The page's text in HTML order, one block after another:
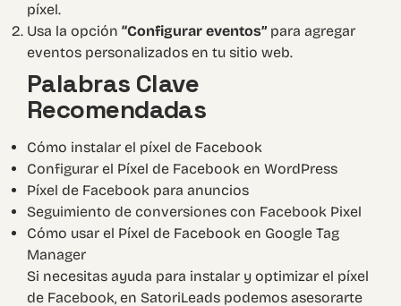
píxel.
Usa la opción “Configurar eventos” para agregar
eventos personalizados en tu sitio web.
Palabras Clave
Recomendadas
Cómo instalar el píxel de Facebook
Configurar el Píxel de Facebook en WordPress
Píxel de Facebook para anuncios
Seguimiento de conversiones con Facebook Pixel
Cómo usar el Píxel de Facebook en Google Tag
Manager
Si necesitas ayuda para instalar y optimizar el píxel
de Facebook, en SatoriLeads podemos asesorarte